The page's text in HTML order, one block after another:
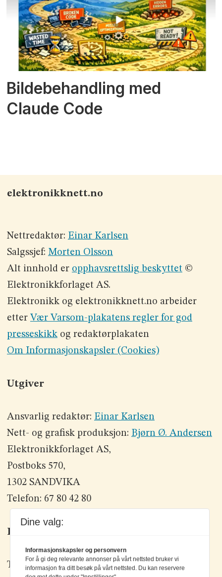
Bildebehandling med
Claude Code
elektronikknett.no
Nettredaktør: Einar Karlsen
Salgssjef: Morten Olsson
Alt innhold er opphavsrettslig beskyttet©
Elektronikkforlaget AS.
Elektronikk og elektronikknett.no arbeider
etter Vær Varsom-plakatens regler for god
presseskikkog redaktørplakaten
Om Informasjonskapsler (Cookies)
Utgiver
Ansvarlig redaktør: Einar Karlsen
Nett- og grafisk produksjon: Bjørn Ø. Andersen
Elektronikkforlaget AS,
Postboks 570,
1302 SANDVIKA
Telefon: 67 80 42 80
Kontakt oss
Tlf: +47 67 80 42 80
Dine valg:
Informasjonskapsler og personvern
For å gi deg relevante annonser på vårt nettsted bruker vi
informasjon fra ditt besøk på vårt nettsted. Du kan reservere